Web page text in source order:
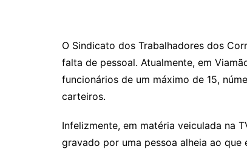
O Sindicato dos Trabalhadores dos
falta de pessoal. Atualmente, em
funcionários de um máximo de 15,
carteiros.
Infelizmente, em matéria veiculada na
gravado por uma pessoa alheia ao